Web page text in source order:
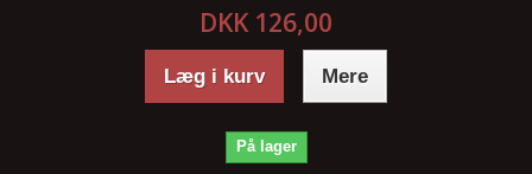
DKK 126,00
Læg i kurv Mere
På lager